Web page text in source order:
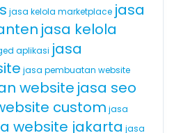
jasa kelola marketplace jasa
jasa kelola
aplikasi jasa
jasa pembuatan website
website jasa seo
custom jasa
website jakarta jasa